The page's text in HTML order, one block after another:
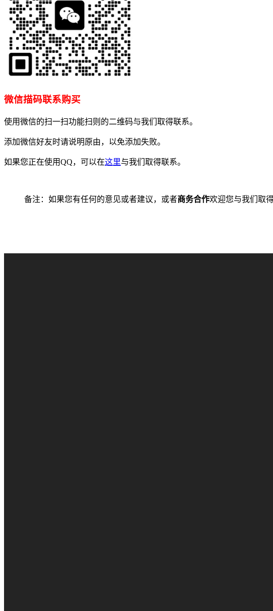
微信描码联系购买
使用微信的扫一扫功能扫则的二维码与我们取得联系。
添加微信好友时请说明原由，以免添加失败。
如果您正在使用QQ，可以在这里与我们取得联系。
备注：如果您有任何的意见或者建议，或者商务合作欢迎您与我们取